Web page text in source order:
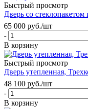
Быстрый просмотр
Дверь со
65 000 руб./шт
-
В корзину
Быстрый просмотр
Дверь утепленная,
48 100 руб./шт
-
В корзину